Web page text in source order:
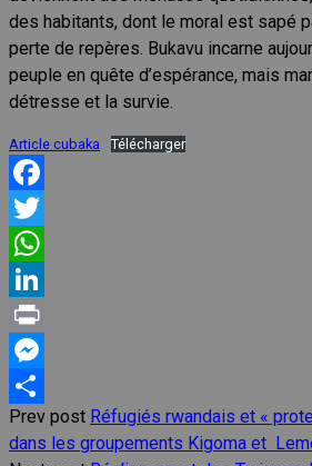
des habitants, dont le moral est sapé
perte de repères. Bukavu incarne
peuple en quête d’espérance, mais
détresse et la survie.
Article cubaka Télécharger
Facebook
Twitter
WhatsApp
LinkedIn
Print
Messenger
Share
Prev post Réfugiés rwandais et «
dans les groupements Kigoma et